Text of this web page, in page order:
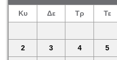
Κυ Δε Τρ Τε
2 3 4 5